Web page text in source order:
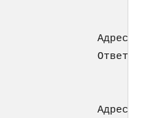
Адрес:
Адрес: